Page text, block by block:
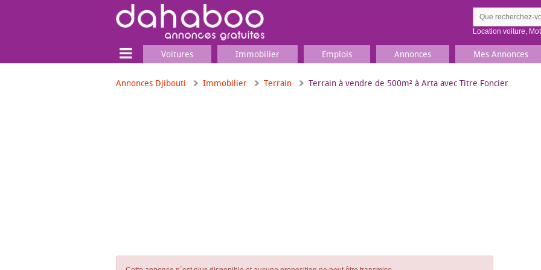
Location voiture,
Voitures Immobilier Emplois Annonces Mes Annonces
Annonces Djibouti Immobilier Terrain Terrain à vendre de 500m² à Arta avec Titre Foncier